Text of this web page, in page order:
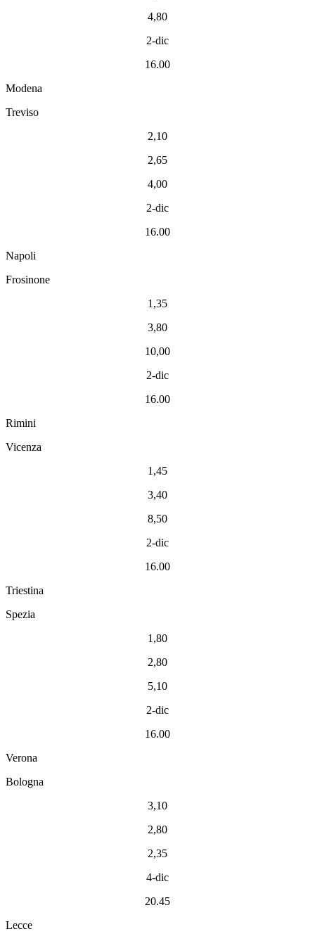
4,80
2-dic
16.00
Modena
Treviso
2,10
2,65
4,00
2-dic
16.00
Napoli
Frosinone
1,35
3,80
10,00
2-dic
16.00
Rimini
Vicenza
1,45
3,40
8,50
2-dic
16.00
Triestina
Spezia
1,80
2,80
5,10
2-dic
16.00
Verona
Bologna
3,10
2,80
2,35
4-dic
20.45
Lecce